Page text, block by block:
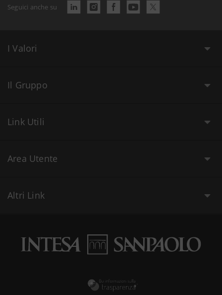
Seguici anche su
I Valori
Il Gruppo
Link Utili
Area Utente
Altri Link